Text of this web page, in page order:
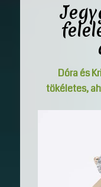
Dóra és
tökéletes,